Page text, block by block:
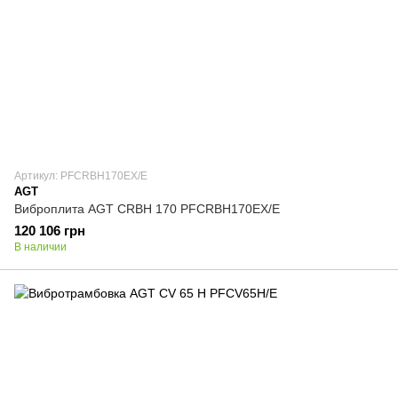
Артикул: PFCRBH170EX/E
AGT
Виброплита AGT CRBH 170 PFCRBH170EX/E
120 106 грн
В наличии